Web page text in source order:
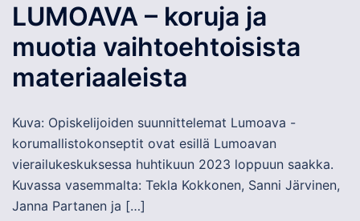
LUMOAVA – koruja ja
muotia vaihtoehtoisista
materiaaleista
Kuva: Opiskelijoiden suunnittelemat Lumoava -
korumallistokonseptit ovat esillä Lumoavan
vierailukeskuksessa huhtikuun 2023 loppuun saakka.
Kuvassa vasemmalta: Tekla Kokkonen, Sanni Järvinen,
Janna Partanen ja […]